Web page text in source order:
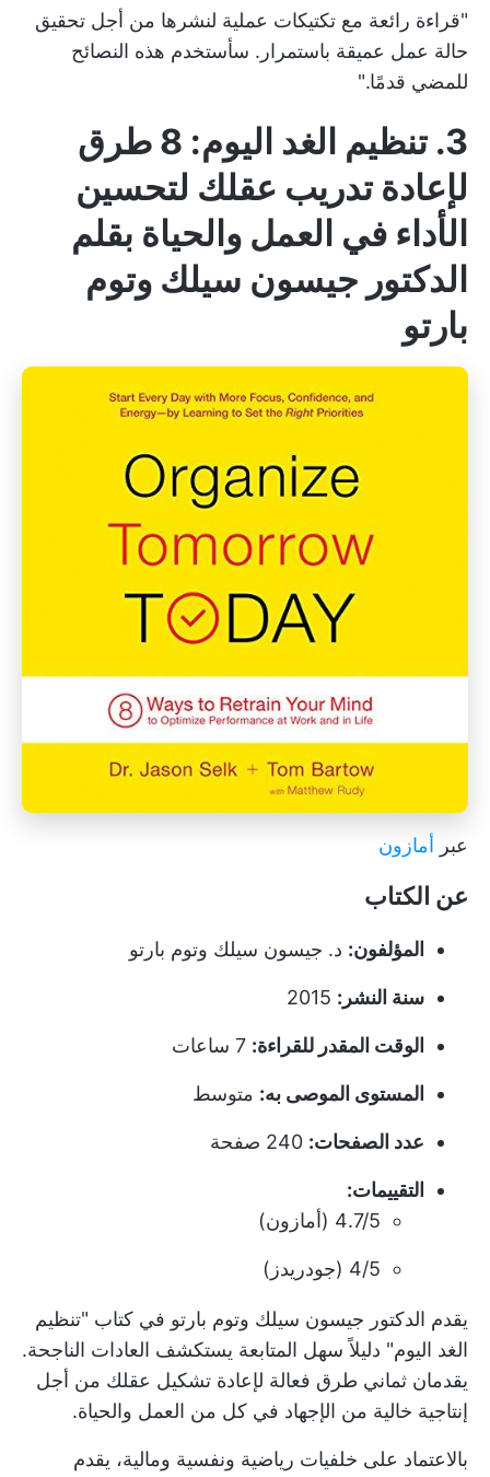
"قراءة رائعة مع تكتيكات عملية لنشرها من أجل تحقيق
حالة عمل عميقة باستمرار. سأستخدم هذه النصائح
للمضي قدمًا."
3. تنظيم الغد اليوم: 8 طرق
لإعادة تدريب عقلك لتحسين
الأداء في العمل والحياة بقلم
الدكتور جيسون سيلك وتوم
بارتو
عبر أمازون
عن الكتاب
المؤلفون: د. جيسون سيلك وتوم بارتو
سنة النشر:
الوقت المقدر للقراءة:
المستوى الموصى به: متوسط
عدد الصفحات:
التقييمات:
4.7/5 (أمازون)
4/5 (جودريدز)
يقدم الدكتور جيسون سيلك وتوم بارتو في كتاب "تنظيم
الغد اليوم" دليلاً سهل المتابعة يستكشف العادات الناجحة.
يقدمان ثماني طرق فعالة لإعادة تشكيل عقلك من أجل
إنتاجية خالية من الإجهاد في كل من العمل والحياة.
بالاعتماد على خلفيات رياضية ونفسية ومالية، يقدم